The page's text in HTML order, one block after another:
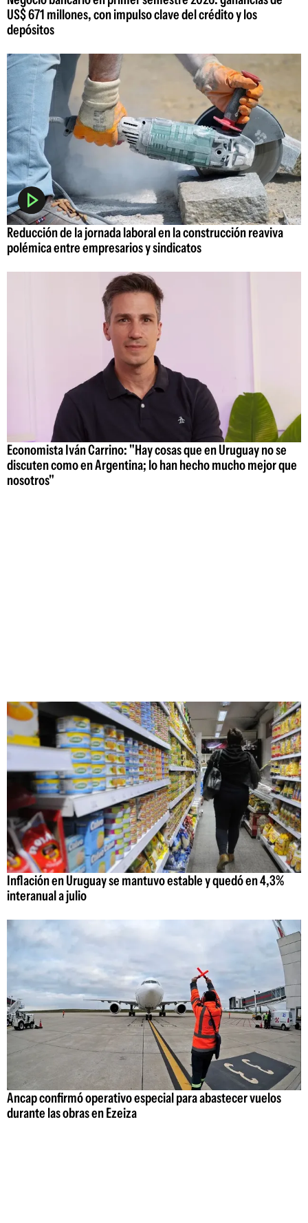
US$ 671 millones, con impulso clave del crédito y los
depósitos
Reducción de la jornada laboral en la construcción reaviva
polémica entre empresarios y sindicatos
Economista Iván Carrino: "Hay cosas que en Uruguay no se
discuten como en Argentina; lo han hecho mucho mejor que
nosotros"
Inflación en Uruguay se mantuvo estable y quedó en 4,3%
interanual a julio
Ancap confirmó operativo especial para abastecer vuelos
durante las obras en Ezeiza